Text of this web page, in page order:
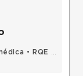
•
RQE 152747 - Cardiologia